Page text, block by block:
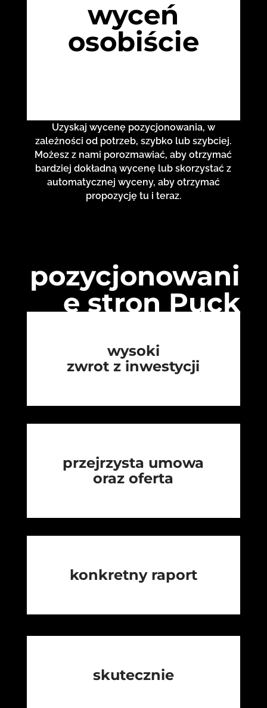
wyceń
osobiście
Uzyskaj wycenę pozycjonowania, w
zależności od potrzeb, szybko lub szybciej.
Możesz z nami porozmawiać, aby otrzymać
bardziej dokładną wycenę lub skorzystać z
automatycznej wyceny, aby otrzymać
propozycję tu i teraz.
pozycjonowani
e stron Puck
wysoki
zwrot z inwestycji
przejrzysta umowa
oraz oferta
konkretny raport
skutecznie